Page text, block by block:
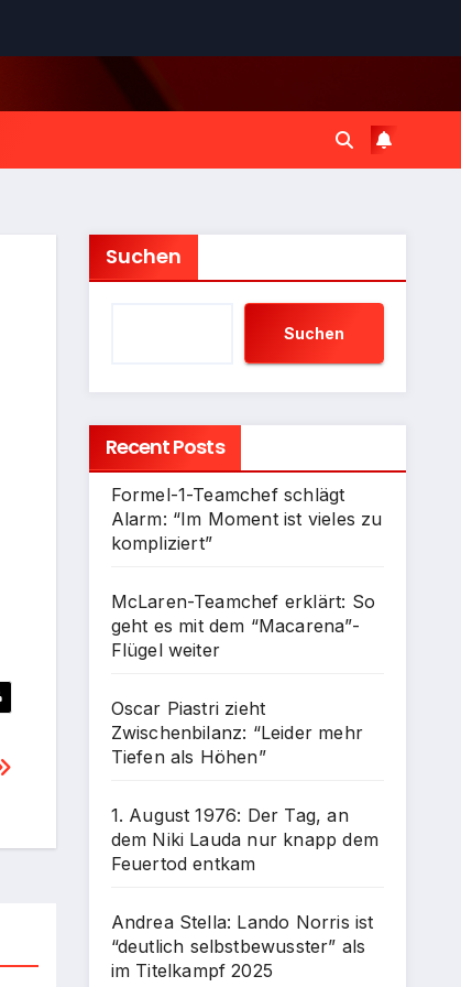
Suchen
Suchen
Recent Posts
Formel-1-Teamchef schlägt
Alarm: “Im Moment ist vieles zu
kompliziert”
McLaren-Teamchef erklärt: So
geht es mit dem “Macarena”-
Flügel weiter
Oscar Piastri zieht
Zwischenbilanz: “Leider mehr
Tiefen als Höhen”
1. August 1976: Der Tag, an
dem Niki Lauda nur knapp dem
Feuertod entkam
Andrea Stella: Lando Norris ist
“deutlich selbstbewusster” als
im Titelkampf 2025